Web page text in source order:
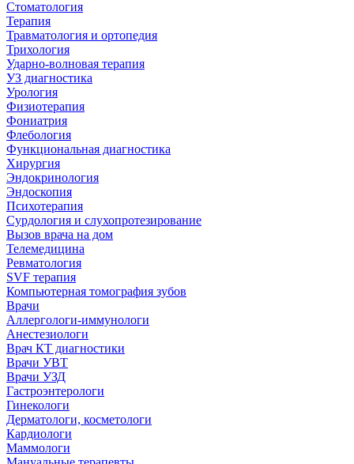
Стоматология
Терапия
Травматология и ортопедия
Трихология
Ударно-волновая терапия
УЗ диагностика
Урология
Физиотерапия
Фониатрия
Флебология
Функциональная диагностика
Хирургия
Эндокринология
Эндоскопия
Психотерапия
Сурдология и слухопротезирование
Вызов врача на дом
Телемедицина
Ревматология
SVF терапия
Компьютерная томография зубов
Врачи
Аллергологи-иммунологи
Анестезиологи
Врач КТ диагностики
Врачи УВТ
Врачи УЗД
Гастроэнтерологи
Гинекологи
Дерматологи, косметологи
Кардиологи
Маммологи